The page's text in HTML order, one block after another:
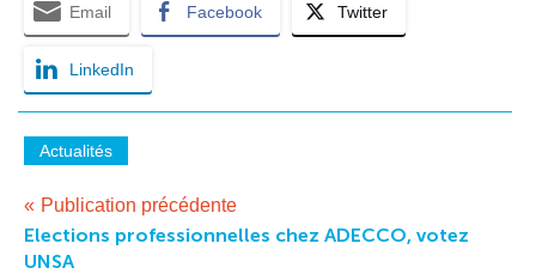
Email Facebook Twitter
LinkedIn
Actualités
Navigation
de
Publication précédente
Elections professionnelles chez ADECCO, votez
UNSA